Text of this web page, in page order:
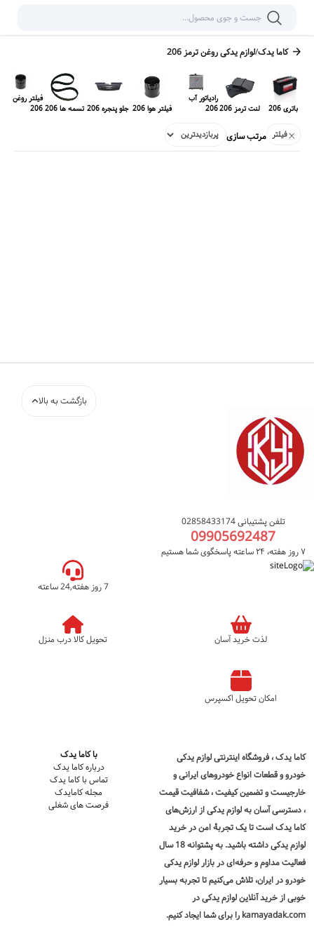
کاما یدک/لوازم یدکیروغن ترمز 206
باتری 206 لنت ترمز 206
رادیاتور آب
206
فیلتر هوا 206 جلو پنجره 206 تسمه ها 206
فیلتر روغن
206
فیلتر مرتب سازی
تلفن پشتیبانی 02858433174
09905692487
۷ روز هفته، ۲۴ ساعته پاسخگوی شما هستیم
بازگشت به بالا
7 روز هفته,24 ساعته
لذت خرید آسان تحویل کالا درب منزل
امکان تحویل اکسپرس
کاما یدک، فروشگاه اینترنتی لوازم یدکی
خودرو و قطعات انواع خودروهای ایرانی و
خارجیست و تضمین کیفیت ، شفافیت قیمت
، دسترسی آسان به لوازم یدکی از ارزش‌های
کاما یدک است تا یک تجربۀ امن درخرید
لوازم یدکی
داشته باشید. به پشتوانه 18 سال
فعالیت مداوم و حرفه‌ای در بازار لوازم یدکی
خودرو در ایران، تلاش می‌کنیم تا تجربه بسیار
خوبی از خرید آنلاین لوازم یدکی در
kamayadak.com را برای شما ایجاد کنیم.
با کاما یدک
درباره کاما یدک
تماس با کاما یدک
مجله کامایدک
فرصت های شغلی